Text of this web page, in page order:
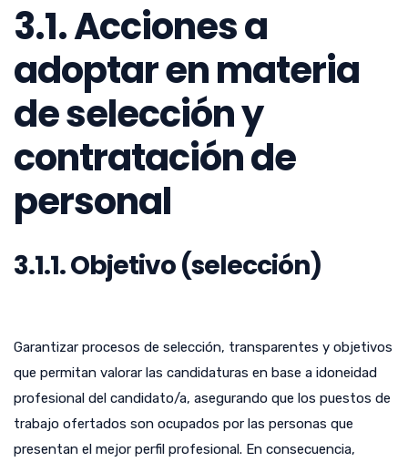
3.1. Acciones a
adoptar en materia
de selección y
contratación de
personal
3.1.1. Objetivo (selección)
Garantizar procesos de selección, transparentes y objetivos
que permitan valorar las candidaturas en base a idoneidad
profesional del candidato/a, asegurando que los puestos de
trabajo ofertados son ocupados por las personas que
presentan el mejor perfil profesional. En consecuencia,